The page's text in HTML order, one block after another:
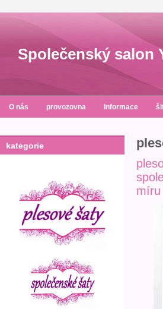
Společenský salon
O nás provozovna Informace
kategorie
míru